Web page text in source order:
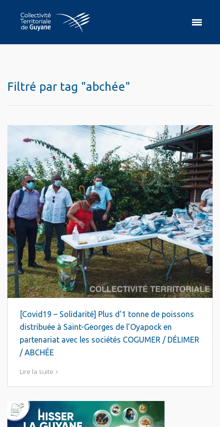
Filtré par tag "abchée"
[Covid19 – Solidarité] Plus d’1 tonne de poissons
distribuée à Saint-Georges de l’Oyapock en
partenariat avec les sociétés COGUMER / DÉLIMER
/ ABCHÉE
Lire la suite